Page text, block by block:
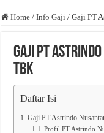
Home / Info Gaji / Gaji PT
Gaji PT
Tbk
Daftar Isi
Gaji PT Astrindo
Profil PT Astrindo